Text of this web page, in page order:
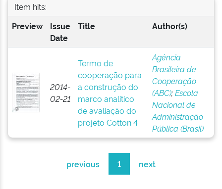
Item hits:
Preview
Issue
Date
Title Author(s)
2014-
02-21
Termo de
cooperação para
a construção do
marco analítico
de avaliação do
projeto Cotton 4
Agência
Brasileira de
Cooperação
(ABC);Escola
Nacional de
Administração
Pública (Brasil)
previous 1 next